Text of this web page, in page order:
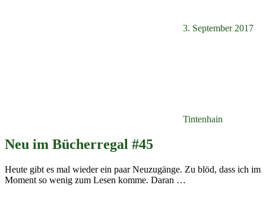
3. September 2017
Tintenhain
Neu im Bücherregal #45
Heute gibt es mal wieder ein paar Neuzugänge. Zu blöd, dass ich im
Moment so wenig zum Lesen komme. Daran …